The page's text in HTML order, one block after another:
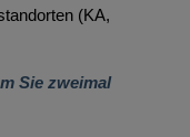
(KA,
Sie zweimal